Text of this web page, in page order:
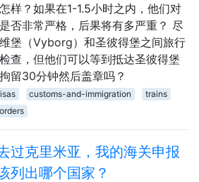
样？如果在1-1.5小时之内，他们对
否非常严格，后果将有多严重？ 尽
堡（Vyborg）和圣彼得堡之间旅行
查，但他们可以等到抵达圣彼得堡
留30分钟然后盖章吗？
customs-and-immigration
trains
过克里米亚，我的海关申报
列出哪个国家？